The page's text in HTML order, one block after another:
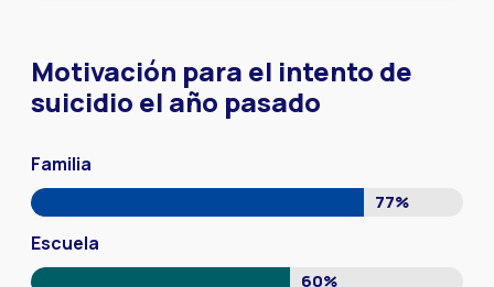
Motivación para el intento de
suicidio el año pasado
Familia
77%
Escuela
60%